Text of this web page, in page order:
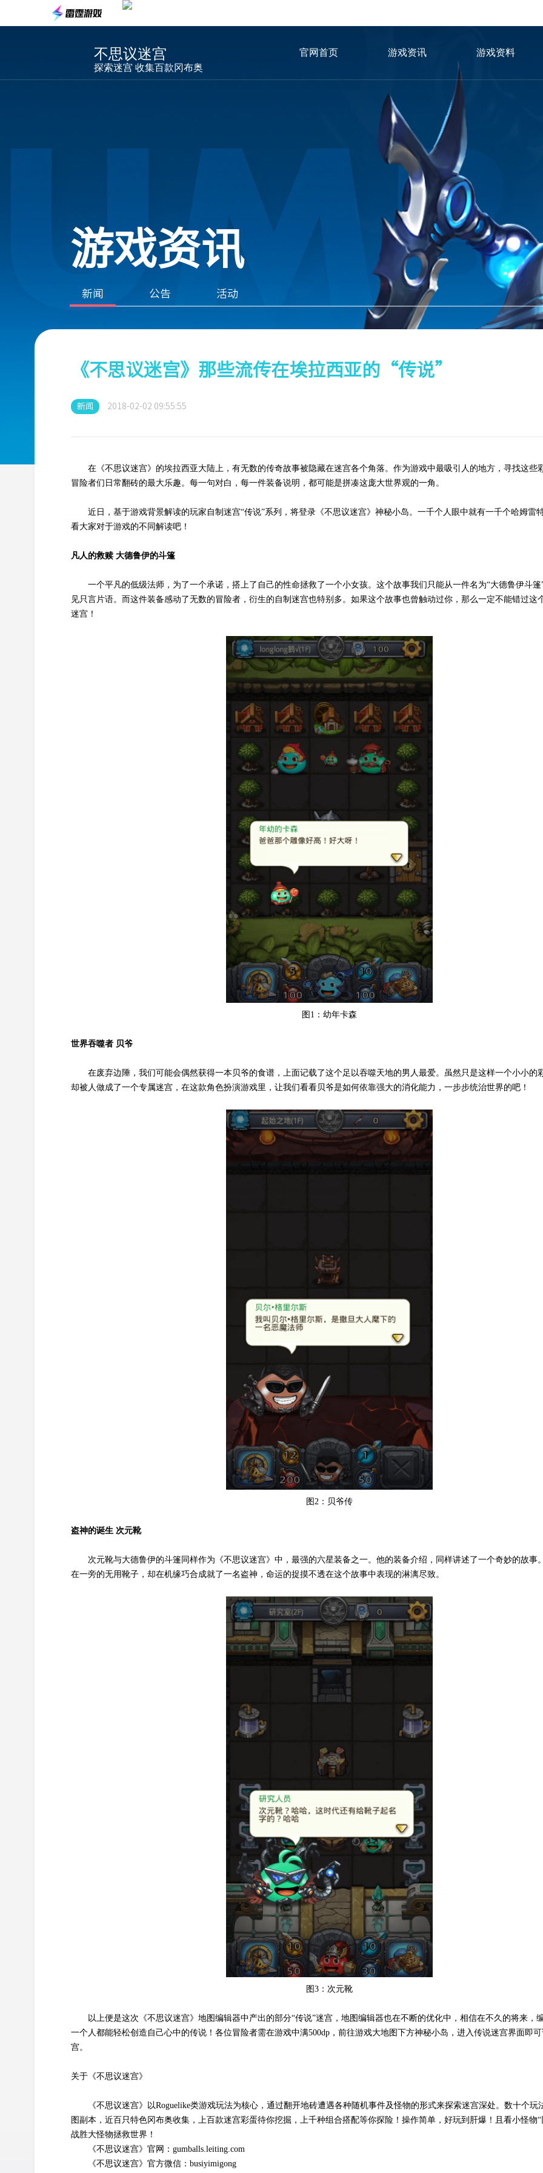
不思议迷宫
探索迷宫 收集百款冈布奥
官网首页 游戏资讯 游戏资料
游戏资讯
新闻 公告 活动
《不思议迷宫》那些流传在埃拉西亚的“传说”
新闻 2018-02-02 09:55:55
在《不思议迷宫》的埃拉西亚大陆上，有无数的传奇故事被隐藏在迷宫各个角落。作为游戏中最吸引人的地方，寻找这些
冒险者们日常翻砖的最大乐趣。每一句对白，每一件装备说明，都可能是拼凑这庞大世界观的一角。
近日，基于游戏背景解读的玩家自制迷宫“传说”系列，将登录《不思议迷宫》神秘小岛。一千个人眼中就有一千个哈姆雷
看大家对于游戏的不同解读吧！
凡人的救赎 大德鲁伊的斗篷
一个平凡的低级法师，为了一个承诺，搭上了自己的性命拯救了一个小女孩。这个故事我们只能从一件名为“大德鲁伊斗篷
见只言片语。而这件装备感动了无数的冒险者，衍生的自制迷宫也特别多。如果这个故事也曾触动过你，那么一定不能错过这
迷宫！
图1：幼年卡森
世界吞噬者 贝爷
在废弃边陲，我们可能会偶然获得一本贝爷的食谱，上面记载了这个足以吞噬天地的男人最爱。虽然只是这样一个小小的
却被人做成了一个专属迷宫，在这款角色扮演游戏里，让我们看看贝爷是如何依靠强大的消化能力，一步步统治世界的吧！
图2：贝爷传
盗神的诞生 次元靴
次元靴与大德鲁伊的斗篷同样作为《不思议迷宫》中，最强的六星装备之一。他的装备介绍，同样讲述了一个奇妙的故事
在一旁的无用靴子，却在机缘巧合成就了一名盗神，命运的捉摸不透在这个故事中表现的淋漓尽致。
图3：次元靴
以上便是这次《不思议迷宫》地图编辑器中产出的部分“传说”迷宫，地图编辑器也在不断的优化中，相信在不久的将来，
一个人都能轻松创造自己心中的传说！各位冒险者需在游戏中满500dp，前往游戏大地图下方神秘小岛，进入传说迷宫界面即
宫。
关于《不思议迷宫》
《不思议迷宫》以Roguelike类游戏玩法为核心，通过翻开地砖遭遇各种随机事件及怪物的形式来探索迷宫深处。数十个玩
图副本，近百只特色冈布奥收集，上百款迷宫彩蛋待你挖掘，上千种组合搭配等你探险！操作简单，好玩到肝爆！且看小怪物“
战胜大怪物拯救世界！
《不思议迷宫》官网：gumballs.leiting.com
《不思议迷宫》官方微信：busiyimigong